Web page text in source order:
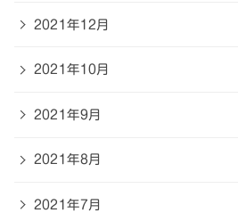
2021年12月
2021年10月
2021年9月
2021年8月
2021年7月